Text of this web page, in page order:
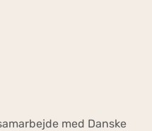
med Danske